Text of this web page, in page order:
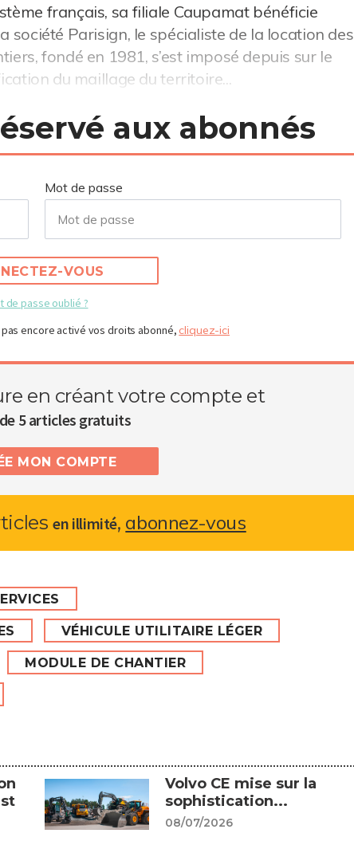
français, sa filiale Caupamat bénéficie
société Parisign, le spécialiste de la location des
fondé en 1981, s’est imposé depuis sur le
du maillage du territoire...
aux abonnés
Mot de passe
VOUS
de passe oublié ?
encore activé vos droits abonné, cliquez-ici
en créant votre compte et
5 articles gratuits
MON COMPTE
en illimité, abonnez-vous
VÉHICULE UTILITAIRE LÉGER
MODULE DE CHANTIER
Volvo CE mise sur la
sophistication...
08/07/2026